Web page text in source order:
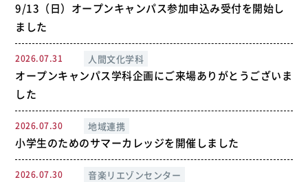
9/13（日）オープンキャンパス参加申込み受付を開始し
ました
2026.07.31 人間文化学科
オープンキャンパス学科企画にご来場ありがとうございま
した
2026.07.30 地域連携
小学生のためのサマーカレッジを開催しました
2026.07.30 音楽リエゾンセンター